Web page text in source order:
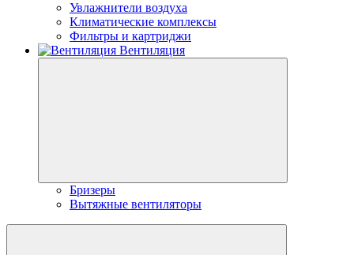
Увлажнители воздуха
Климатические комплексы
Фильтры и картриджи
Вентиляция
Бризеры
Вытяжные вентиляторы